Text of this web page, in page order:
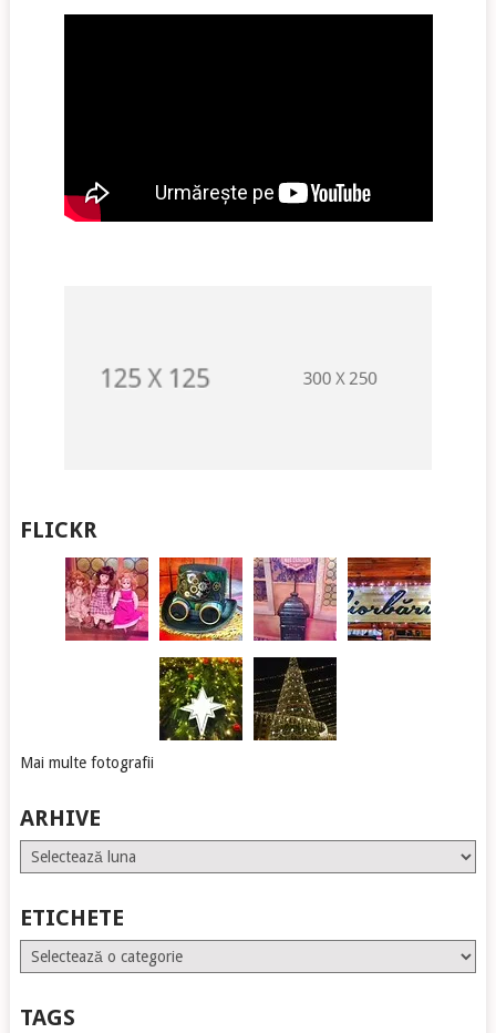
FLICKR
Mai multe fotografii
ARHIVE
Arhive
ETICHETE
Etichete
TAGS